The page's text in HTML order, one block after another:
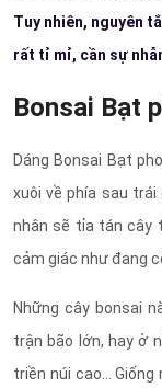
Tuy nhiên, nguyên
rất tỉ mỉ, cần sự
Bonsai Bạt
Dáng Bonsai Bạt
xuôi về phía sau
nhân sẽ tỉa tán cây
cảm giác như đang
Những cây bonsai
trận bão lớn, hay ở
triền núi cao…